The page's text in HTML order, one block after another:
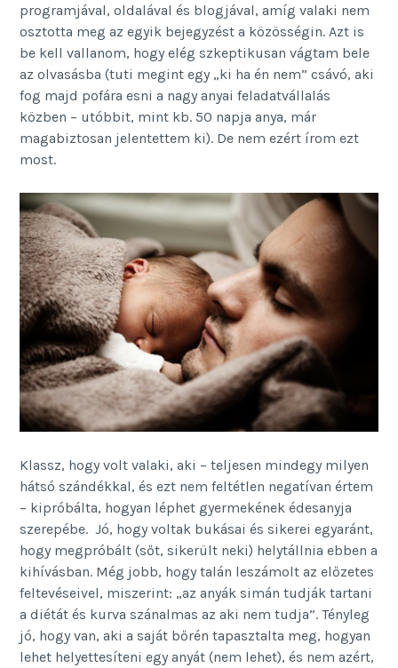
programjával, oldalával és blogjával, amíg valaki nem
osztotta meg az egyik bejegyzést a közösségin. Azt is
be kell vallanom, hogy elég szkeptikusan vágtam bele
az olvasásba (tuti megint egy „ki ha én nem” csávó, aki
fog majd pofára esni a nagy anyai feladatvállalás
közben – utóbbit, mint kb. 50 napja anya, már
magabiztosan jelentettem ki). De nem ezért írom ezt
most.
Klassz, hogy volt valaki, aki – teljesen mindegy milyen
hátsó szándékkal, és ezt nem feltétlen negatívan értem
– kipróbálta, hogyan léphet gyermekének édesanyja
szerepébe. Jó, hogy voltak bukásai és sikerei egyaránt,
hogy megpróbált (sőt, sikerült neki) helytállnia ebben a
kihívásban. Még jobb, hogy talán leszámolt az előzetes
feltevéseivel, miszerint: „az anyák simán tudják tartani
a diétát és kurva szánalmas az aki nem tudja”. Tényleg
jó, hogy van, aki a saját bőrén tapasztalta meg, hogyan
lehet helyettesíteni egy anyát (nem lehet), és nem azért,